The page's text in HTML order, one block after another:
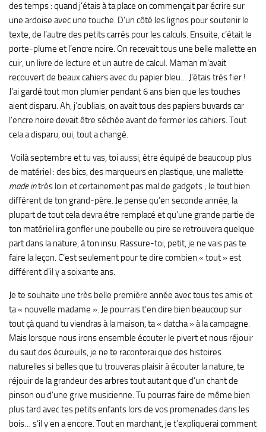
des temps : quand j’étais à ta place on commençait par écrire sur
une ardoise avec une touche. D’un côté les lignes pour soutenir le
texte, de l’autre des petits carrés pour les calculs. Ensuite, c’était le
porte-plume et l’encre noire. On recevait tous une belle mallette en
cuir, un livre de lecture et un autre de calcul. Maman m’avait
recouvert de beaux cahiers avec du papier bleu… J’étais très fier !
J’ai gardé tout mon plumier pendant 6 ans bien que les touches
aient disparu. Ah, j’oubliais, on avait tous des papiers buvards car
l’encre noire devait être séchée avant de fermer les cahiers. Tout
cela a disparu, oui, tout a changé.
Voilà septembre et tu vas, toi aussi, être équipé de beaucoup plus
de matériel : des bics, des marqueurs en plastique, une mallette
made intrès loin et certainement pas mal de gadgets ; le tout bien
différent de ton grand-père. Je pense qu’en seconde année, la
plupart de tout cela devra être remplacé et qu’une grande partie de
ton matériel ira gonfler une poubelle ou pire se retrouvera quelque
part dans la nature, à ton insu. Rassure-toi, petit, je ne vais pas te
faire la leçon. C’est seulement pour te dire combien « tout » est
différent d’il y a soixante ans.
Je te souhaite une très belle première année avec tous tes amis et
ta « nouvelle madame ». Je pourrais t’en dire bien beaucoup sur
tout çà quand tu viendras à la maison, ta « datcha » à la campagne.
Mais lorsque nous irons ensemble écouter le pivert et nous réjouir
du saut des écureuils, je ne te raconterai que des histoires
naturelles si belles que tu trouveras plaisir à écouter la nature, te
réjouir de la grandeur des arbres tout autant que d’un chant de
pinson ou d’une grive musicienne. Tu pourras faire de même bien
plus tard avec tes petits enfants lors de vos promenades dans les
bois… s’il y en a encore. Tout en marchant, je t’expliquerai comment